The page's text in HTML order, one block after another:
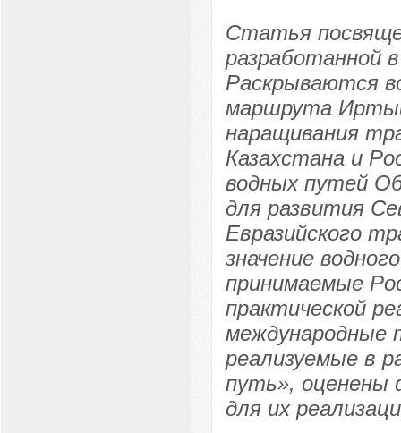
Статья
разработанной
Раскрываются
маршрута
наращивания
Казахстана и
водных путей
для развития
Евразийского
значение
принимаемые
практической
международные
реализуемые в
путь», оценены
для их